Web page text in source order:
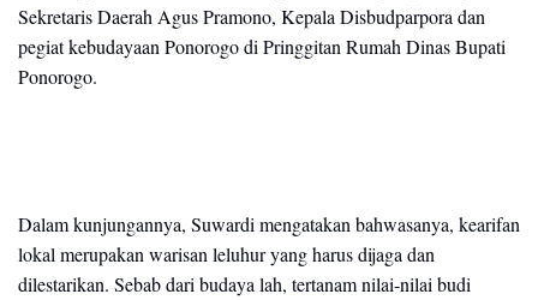
Sekretaris Daerah Agus Pramono, Kepala Disbudparpora dan
pegiat kebudayaan Ponorogo di Pringgitan Rumah Dinas Bupati
Ponorogo.
Dalam kunjungannya, Suwardi mengatakan bahwasanya, kearifan
lokal merupakan warisan leluhur yang harus dijaga dan
dilestarikan. Sebab dari budaya lah, tertanam nilai-nilai budi